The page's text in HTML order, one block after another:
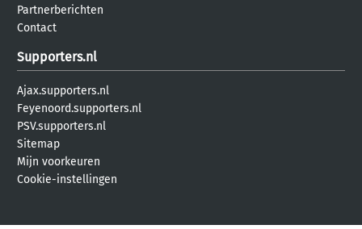
Partnerberichten
Contact
Supporters.nl
Ajax.supporters.nl
Feyenoord.supporters.nl
PSV.supporters.nl
Sitemap
Mijn voorkeuren
Cookie-instellingen